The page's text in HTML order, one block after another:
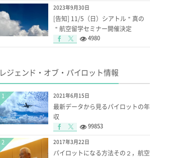
2023年9月30日
[告知] 11/5（日）シアトル＂真の
＂航空留学セミナー開催決定
4980
レジェンド・オブ・パイロット情報
2021年6月15日
最新データから見るパイロットの年
収
99853
1
2017年3月22日
パイロットになる方法その２，航空
2